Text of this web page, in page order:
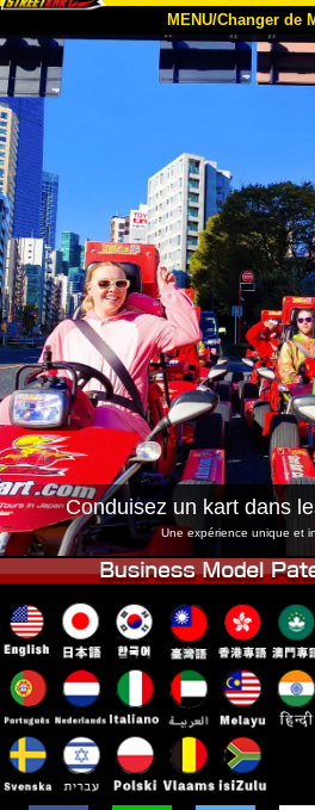
MENU/Changer de
ACCUEIL
À Propos
Entreprise
Changer de
Tokyo Shinagawa
Tokyo Akihabara#2
Tokyo Shibuya Annexe
Tokyo Asakusa
Okinawa
Conduisez un kart dans
Une expérience unique et